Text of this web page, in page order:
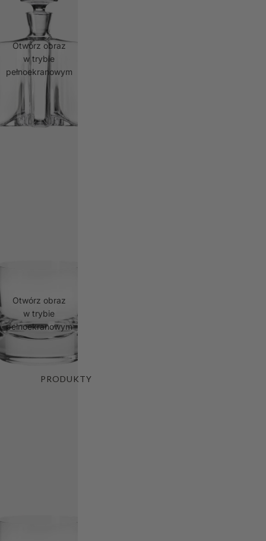
PRODUKTY
Otwórz obraz
w trybie
pełnoekranowym
Otwórz obraz
w trybie
pełnoekranowym